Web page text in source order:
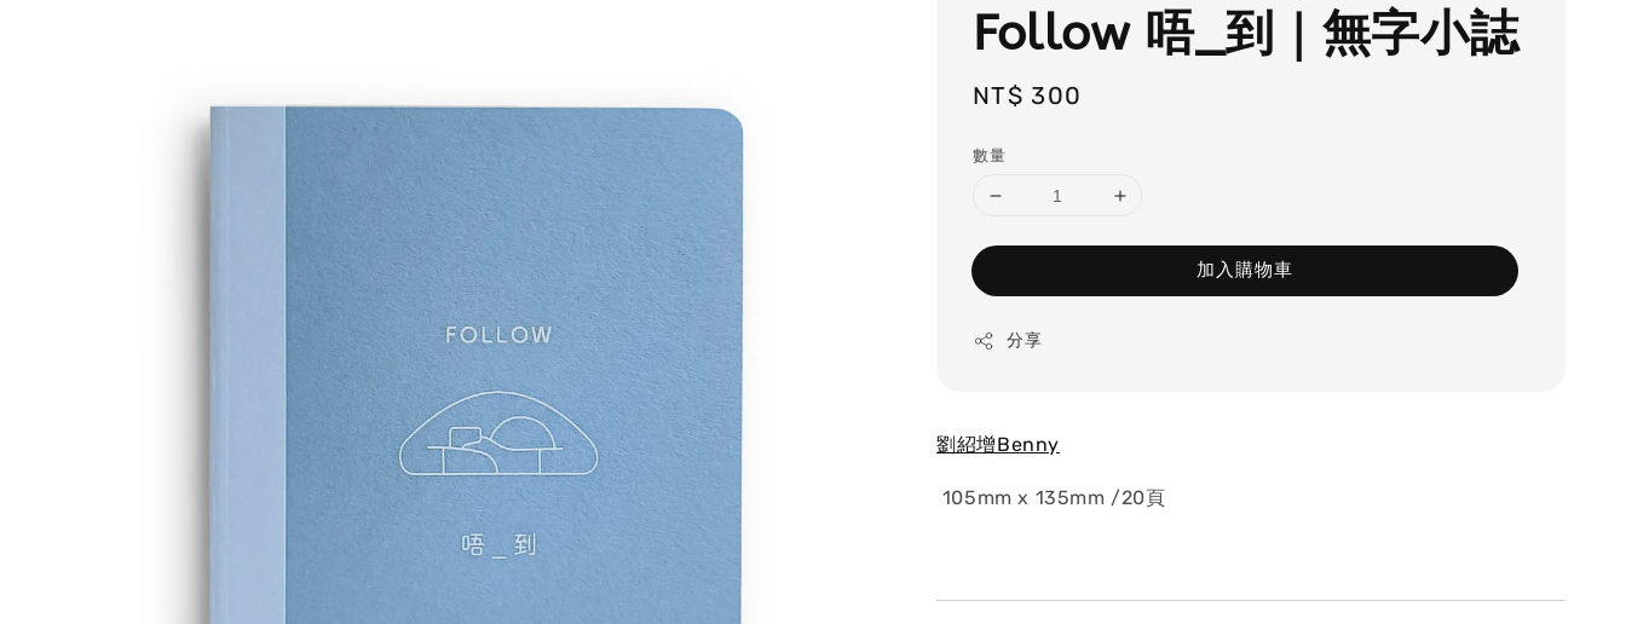
Follow 唔_到｜無字小誌
Regular
NT$ 300
數量
加入購物車
分享
劉紹增Benny
105mm x 135mm /20頁